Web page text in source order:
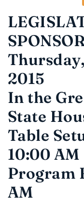
2015
In the
State
Table
10:00 AM
Program
AM